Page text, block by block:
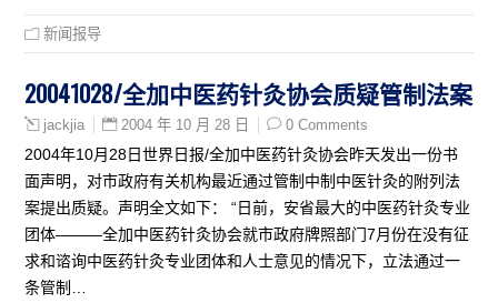
新闻报导
20041028/全加中医药针灸协会质疑管制法案
jackjia 2004 年 10 月 28 日 0 Comments
2004年10月28日世界日报/全加中医药针灸协会昨天发出一份书
面声明，对市政府有关机构最近通过管制中制中医针灸的附列法
案提出质疑。声明全文如下： “日前，安省最大的中医药针灸专业
团体———全加中医药针灸协会就市政府牌照部门7月份在没有征
求和谘询中医药针灸专业团体和人士意见的情况下，立法通过一
条管制…